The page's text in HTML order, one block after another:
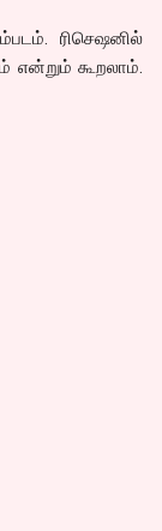
ரிசெஷனில்
என்றும் கூறலாம்.